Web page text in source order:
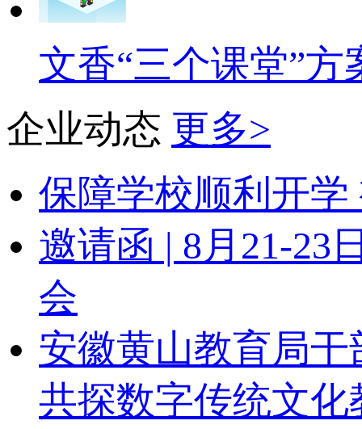
文香“三个课堂”方
企业动态 更多>
保障学校顺利开
邀请函 | 8月21-23
会
安徽黄山教育局
共探数字传统文化